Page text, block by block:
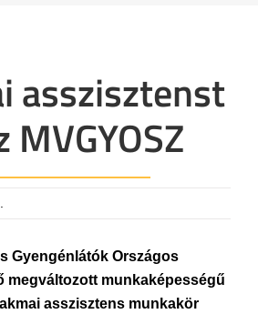
asszisztenst
MVGYOSZ
Gyengénlátók Országos
megváltozott munkaképességű
asszisztens munkakör